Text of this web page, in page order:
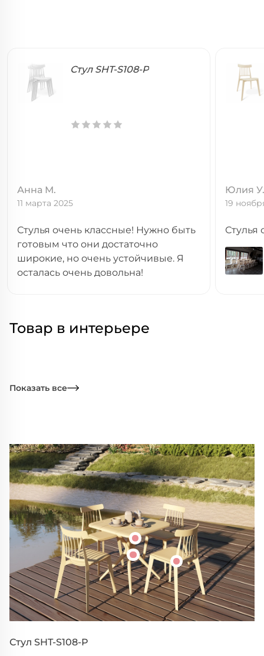
Стул SHT-S108-P
Анна М.
11 марта 2025
Стулья очень классные! Нужно быть
готовым что они достаточно
широкие, но очень устойчивые. Я
осталась очень довольна!
Юлия
19
Стулья
Товар в интерьере
Показать все
Стул SHT-S108-P